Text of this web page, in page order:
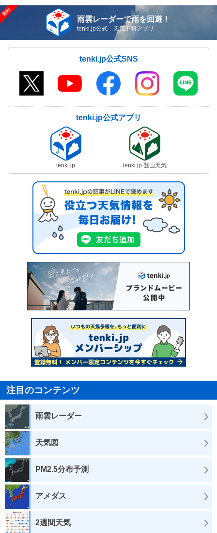
雨雲レーダーで雨を回避！
tenki.jp公式 天気予報アプリ
tenki.jp公式SNS
tenki.jp公式アプリ
tenki.jp tenki.jp 登山天気
注目のコンテンツ
雨雲レーダー
天気図
PM2.5分布予測
アメダス
2週間天気